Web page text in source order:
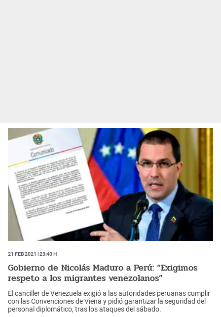
21 Feb 2021 | 23:40 h
Gobierno de Nicolás Maduro a Perú: “Exigimos
respeto a los migrantes venezolanos”
El canciller de Venezuela exigió a las autoridades peruanas cumplir
con las Convenciones de Viena y pidió garantizar la seguridad del
personal diplomático, tras los ataques del sábado.